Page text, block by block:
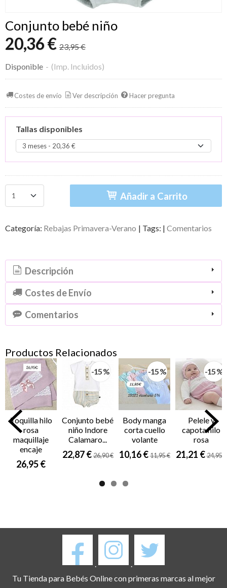
Conjunto bebé niño
20,36 € 23,95 €
Disponible - (Imp. Incluidos)
Costes de envío Ver descripción Hacer pregunta
Tallas disponibles
Añadir a Carrito
Categoría: Rebajas Primavera-Verano | Tags: | Comentarios
Descripción
Costes de Envío
Comentarios
Productos Relacionados
Toquilla hilo
rosa
maquillaje
encaje
26,95 €
-15 %
Conjunto bebé
niño Indore
Calamaro...
22,87 €26,90 €
-15 %
Body manga
corta cuello
volante
10,16 €11,95 €
-15 %
Pelele y
capota hilo
rosa
21,21 €24,95 €
.
.
Tu Tienda para Bebés Online con primeras marcas al mejor